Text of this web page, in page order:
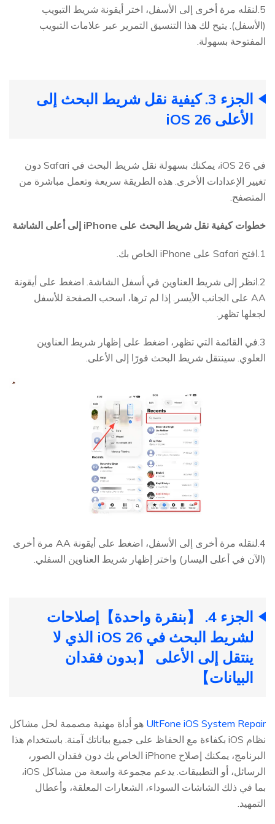
5.لنقله مرة أخرى إلى الأسفل، اختر أيقونة شريط التبويب
(الأسفل). يتيح لك هذا التنسيق التمرير عبر علامات التبويب
المفتوحة بسهولة.
الجزء 3. كيفية نقل شريط البحث إلى
الأعلى iOS 26
في iOS 26، يمكنك بسهولة نقل شريط البحث في Safari دون
تغيير الإعدادات الأخرى. هذه الطريقة سريعة وتعمل مباشرة من
المتصفح.
خطوات كيفية نقل شريط البحث على iPhone إلى أعلى الشاشة
1.افتح Safari على iPhone الخاص بك.
2.انظر إلى شريط العناوين في أسفل الشاشة. اضغط على أيقونة
AA على الجانب الأيسر. إذا لم ترها، اسحب الصفحة للأسفل
لجعلها تظهر.
3.في القائمة التي تظهر، اضغط على إظهار شريط العناوين
العلوي. سينتقل شريط البحث فورًا إلى الأعلى.
4.لنقله مرة أخرى إلى الأسفل، اضغط على أيقونة AA مرة أخرى
(الآن في أعلى اليسار) واختر إظهار شريط العناوين السفلي.
الجزء 4. 【بنقرة واحدة】إصلاحات
لشريط البحث في iOS 26 الذي لا
ينتقل إلى الأعلى 【بدون فقدان
البيانات】
UltFone iOS System Repair هو أداة مهنية مصممة لحل مشاكل
نظام iOS بكفاءة مع الحفاظ على جميع بياناتك آمنة. باستخدام هذا
البرنامج، يمكنك إصلاح iPhone الخاص بك دون فقدان الصور،
الرسائل، أو التطبيقات. يدعم مجموعة واسعة من مشاكل iOS،
بما في ذلك الشاشات السوداء، الشعارات المعلقة، وأعطال
التمهيد.